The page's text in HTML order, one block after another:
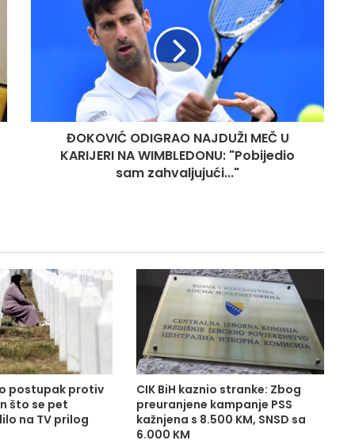
ĐOKOVIĆ ODIGRAO NAJDUŽI MEČ U
KARIJERI NA WIMBLEDONU: "Pobijedio
sam zahvaljujući..."
postupak protiv
što se pet
na TV prilog
CIK BiH kaznio stranke: Zbog
preuranjene kampanje PSS
kažnjena s 8.500 KM, SNSD sa
6.000 KM